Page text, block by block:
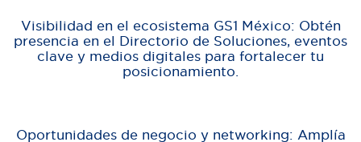
Visibilidad en el ecosistema GS1 México: Obtén
presencia en el Directorio de Soluciones, eventos
clave y medios digitales para fortalecer tu
posicionamiento.
Oportunidades de negocio y networking: Amplía